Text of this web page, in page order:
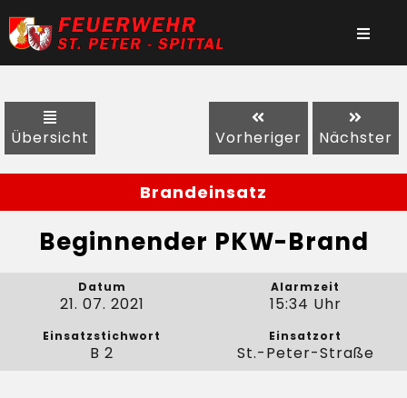
Übersicht Vorheriger Nächster
Brandeinsatz
Beginnender PKW-Brand
Datum
21. 07. 2021
Alarmzeit
15:34 Uhr
Einsatzstichwort
B 2
Einsatzort
St.-Peter-Straße